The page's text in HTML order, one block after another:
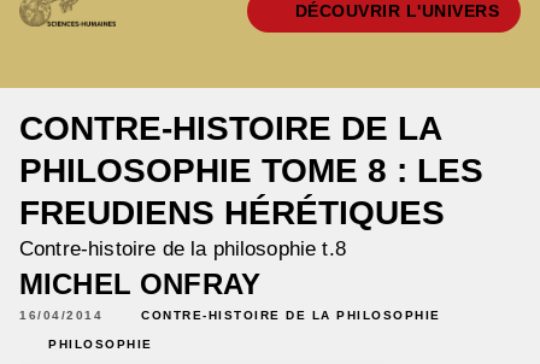
DÉCOUVRIR L'UNIVERS
CONTRE-HISTOIRE DE LA
PHILOSOPHIE TOME 8 : LES
FREUDIENS HÉRÉTIQUES
Contre-histoire de la philosophie t.8
MICHEL ONFRAY
16/04/2014 CONTRE-HISTOIRE DE LA PHILOSOPHIE
PHILOSOPHIE